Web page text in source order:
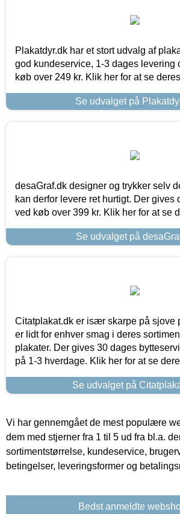
Plakatdyr.dk har et stort udvalg af
god kundeservice, 1-3 dages levering
køb over 249 kr. Klik her for at se
Se udvalget på
desaGraf.dk designer og trykker selv
kan derfor levere ret hurtigt. Der gives
ved køb over 399 kr. Klik her for at se
Se udvalget på
Citatplakat.dk er især skarpe på sjove
er lidt for enhver smag i deres
plakater. Der gives 30 dages
på 1-3 hverdage. Klik her for at se
Se udvalget på
Vi har gennemgået de mest populære
dem med stjerner fra 1 til 5 ud fra bl.a.
sortimentstørrelse, kundeservice,
betingelser, leveringsformer og
Bedst anmeldte